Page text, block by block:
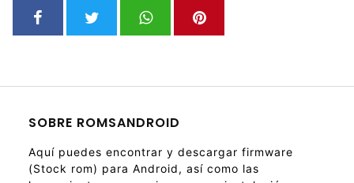
SOBRE ROMSANDROID
Aquí puedes encontrar y descargar firmware
(Stock rom) para Android, así como las